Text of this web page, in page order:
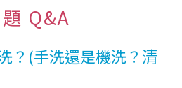
Q&A
？(手洗還是機洗？清